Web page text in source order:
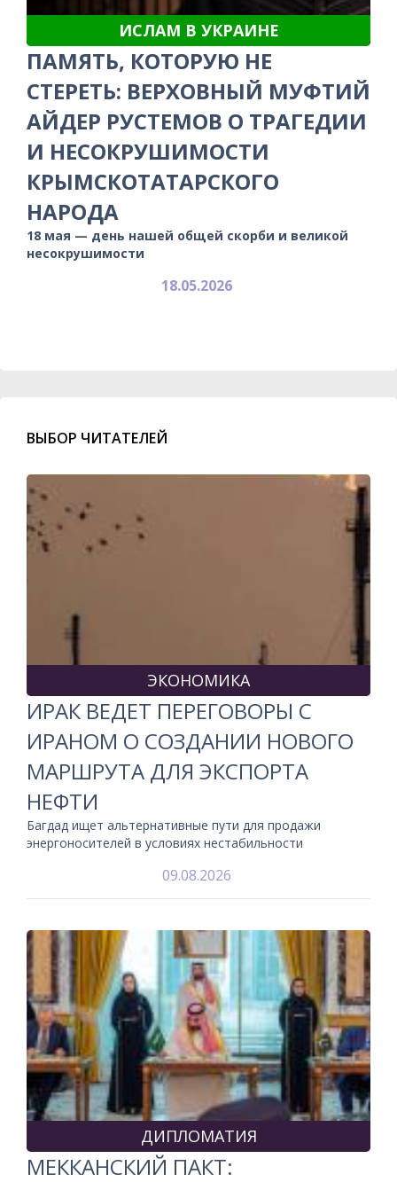
ИСЛАМ В УКРАИНЕ
ПАМЯТЬ, КОТОРУЮ НЕ
СТЕРЕТЬ: ВЕРХОВНЫЙ МУФТИЙ
АЙДЕР РУСТЕМОВ О ТРАГЕДИИ
И НЕСОКРУШИМОСТИ
КРЫМСКОТАТАРСКОГО
НАРОДА
18 мая — день нашей общей скорби и великой
несокрушимости
18.05.2026
ВЫБОР ЧИТАТЕЛЕЙ
ЭКОНОМИКА
ИРАК ВЕДЕТ ПЕРЕГОВОРЫ С
ИРАНОМ О СОЗДАНИИ НОВОГО
МАРШРУТА ДЛЯ ЭКСПОРТА
НЕФТИ
Багдад ищет альтернативные пути для продажи
энергоносителей в условиях нестабильности
09.08.2026
ДИПЛОМАТИЯ
МЕККАНСКИЙ ПАКТ: